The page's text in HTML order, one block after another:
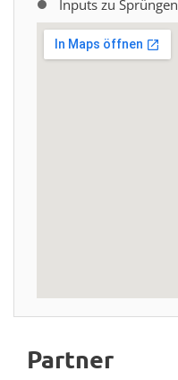
Inputs zu Sprüngen
Partner